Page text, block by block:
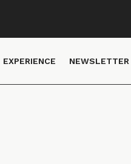
EXPERIENCE NEWSLETTER